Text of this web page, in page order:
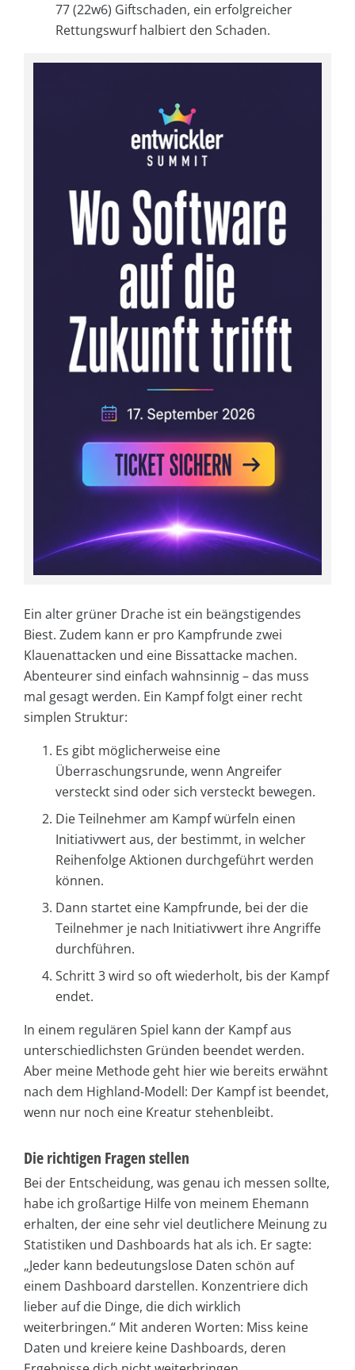
77 (22w6) Giftschaden, ein erfolgreicher
Rettungswurf halbiert den Schaden.
Ein alter grüner Drache ist ein beängstigendes
Biest. Zudem kann er pro Kampfrunde zwei
Klauenattacken und eine Bissattacke machen.
Abenteurer sind einfach wahnsinnig – das muss
mal gesagt werden. Ein Kampf folgt einer recht
simplen Struktur:
Es gibt möglicherweise eine
Überraschungsrunde, wenn Angreifer
versteckt sind oder sich versteckt bewegen.
Die Teilnehmer am Kampf würfeln einen
Initiativwert aus, der bestimmt, in welcher
Reihenfolge Aktionen durchgeführt werden
können.
Dann startet eine Kampfrunde, bei der die
Teilnehmer je nach Initiativwert ihre Angriffe
durchführen.
Schritt 3 wird so oft wiederholt, bis der Kampf
endet.
In einem regulären Spiel kann der Kampf aus
unterschiedlichsten Gründen beendet werden.
Aber meine Methode geht hier wie bereits erwähnt
nach dem Highland-Modell: Der Kampf ist beendet,
wenn nur noch eine Kreatur stehenbleibt.
Die richtigen Fragen stellen
Bei der Entscheidung, was genau ich messen sollte,
habe ich großartige Hilfe von meinem Ehemann
erhalten, der eine sehr viel deutlichere Meinung zu
Statistiken und Dashboards hat als ich. Er sagte:
„Jeder kann bedeutungslose Daten schön auf
einem Dashboard darstellen. Konzentriere dich
lieber auf die Dinge, die dich wirklich
weiterbringen.“ Mit anderen Worten: Miss keine
Daten und kreiere keine Dashboards, deren